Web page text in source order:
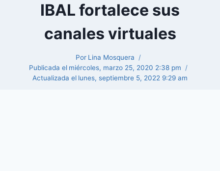
IBAL fortalece sus
canales virtuales
Por Lina Mosquera
Publicada el miércoles, marzo 25, 2020 2:38 pm
Actualizada el lunes, septiembre 5, 2022 9:29 am